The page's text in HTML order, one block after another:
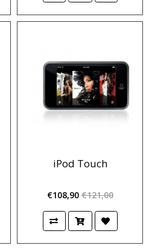
iPod Touch
€108,90 €121,00